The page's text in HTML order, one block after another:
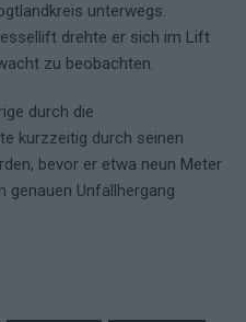
unterwegs.
drehte er sich im Lift
zu beobachten.
durch die
kurzzeitig durch seinen
bevor er etwa neun Meter
genauen Unfallhergang